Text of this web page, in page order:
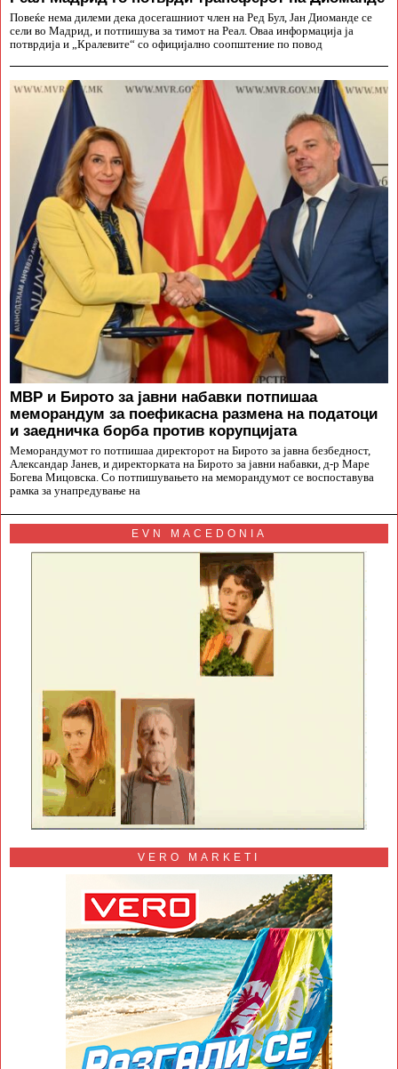
Повеќе нема дилеми дека досегашниот член на Ред Бул, Јан Диоманде се
сели во Мадрид, и потпишува за тимот на Реал. Оваа информација ја
потврдија и „Кралевите“ со официјално соопштение по повод
МВР и Бирото за јавни набавки потпишаа
меморандум за поефикасна размена на податоци
и заедничка борба против корупцијата
Меморандумот го потпишаа директорот на Бирото за јавна безбедност,
Александар Јанев, и директорката на Бирото за јавни набавки, д-р Маре
Богева Мицовска. Со потпишувањето на меморандумот се воспоставува
рамка за унапредување на
EVN MACEDONIA
VERO MARKETI